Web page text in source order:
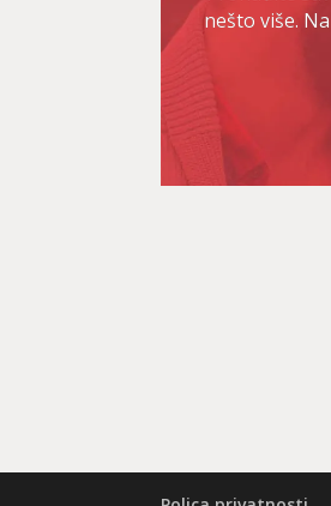
nešto više.